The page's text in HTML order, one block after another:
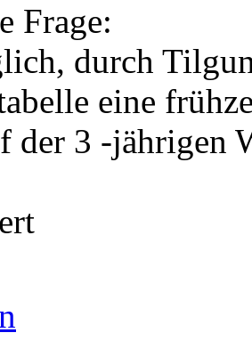
Frage:
durch
eine
der 3 -jährigen